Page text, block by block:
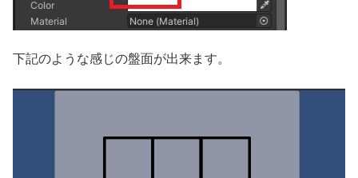
下記のような感じの盤面が出来ます。